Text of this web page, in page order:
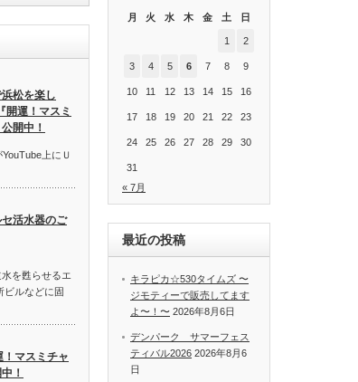
松を楽し
開運！マスミ
開中！
上にＵ
活水器のご
を甦らせるエ
ビルなどに固
マスミチャ
！
月 火 水 木 金 土 日
1 2
3 4 5 6 7 8 9
10 11 12 13 14 15 16
17 18 19 20 21 22 23
24 25 26 27 28 29 30
31
« 7月
最近の投稿
キラピカ☆530タイムズ 〜
ジモティーで販売してます
よ〜！〜 2026年8月6日
デンパーク サマーフェス
ティバル2026 2026年8月6
日